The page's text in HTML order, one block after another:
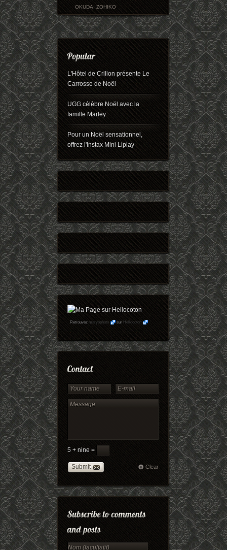
OKUDA,ZOHIKO
L'Hôtel de Crillon présente Le
Carrosse de Noël
UGG célèbre Noël avec la
famille Marley
Pour un Noël sensationnel,
offrez l'Instax Mini Liplay
Retrouvezmaryophoto surHellocoton
5 + nine =
Submit Clear